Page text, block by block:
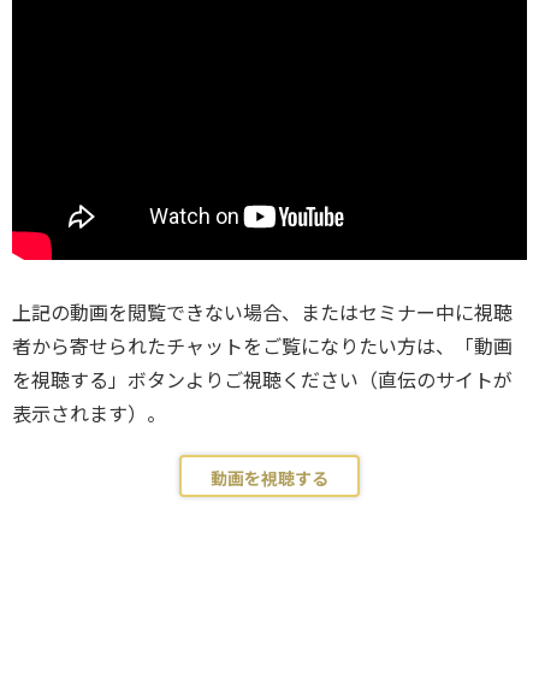
上記の動画を閲覧できない場合、またはセミナー中に視聴
者から寄せられたチャットをご覧になりたい方は、「動画
を視聴する」ボタンよりご視聴ください（直伝のサイトが
表示されます）。
動画を視聴する